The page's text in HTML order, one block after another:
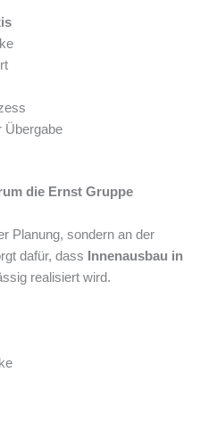
Übergabe
die Ernst Gruppe
Planung, sondern an der
dafür, dass
Innenausbau in
realisiert wird.